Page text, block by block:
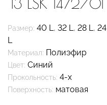
13 LSK 1472/01
Размер: 40 L, 32 L, 28 L, 24
L
Материал: Полиэфир
Цвет: Синий
Прокольность: 4-х
Поверхность: матовая